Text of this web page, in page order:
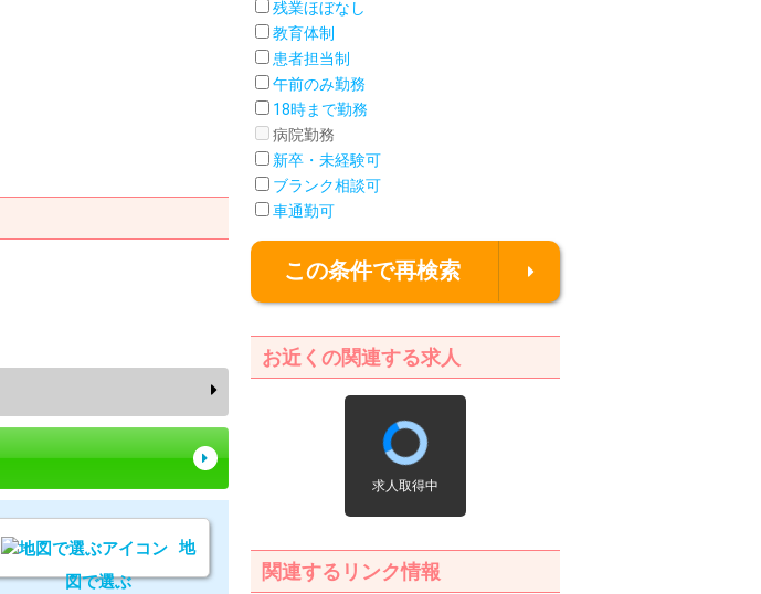
地
図で選ぶ
残業ほぼなし
教育体制
患者担当制
午前のみ勤務
18時まで勤務
病院勤務
新卒・未経験可
ブランク相談可
車通勤可
この条件で再検索
お近くの関連する求人
求人取得中
関連するリンク情報